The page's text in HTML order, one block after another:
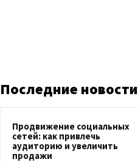
Последние новости
Продвижение социальных
сетей: как привлечь
аудиторию и увеличить
продажи